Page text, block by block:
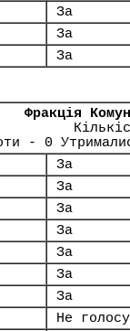
За
За
За
Фракція
- 0
За
За
За
За
За
За
За
Не